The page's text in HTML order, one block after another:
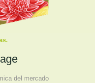
del mercado